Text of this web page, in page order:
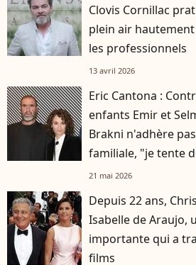
Clovis Cornillac
plein air
les professionnels
13 avril 2026
Eric Cantona :
enfants Emir et
Brakni n'adhère
familiale, "je tente
d'avis"
21 mai 2026
Depuis 22 ans,
Isabelle de Araujo,
importante qui a
films